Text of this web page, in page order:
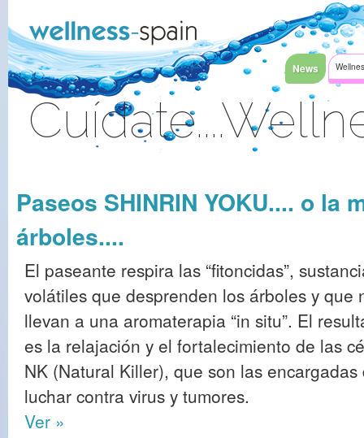
News
Paseos SHINRIN YOKU.... o la
árboles....
El paseante respira las “fitoncidas”,
volátiles que desprenden los árboles y que
llevan a una aromaterapia “in situ”. El
es la relajación y el fortalecimiento de las
NK (Natural Killer), que son las encargadas
luchar contra virus y tumores.
Ver »